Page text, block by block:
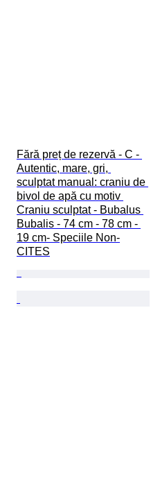
Fără preț de rezervă - C -
Autentic, mare, gri,
sculptat manual: craniu de
bivol de apă cu motiv
Craniu sculptat - Bubalus
Bubalis - 74 cm - 78 cm -
19 cm- Speciile Non-
CITES